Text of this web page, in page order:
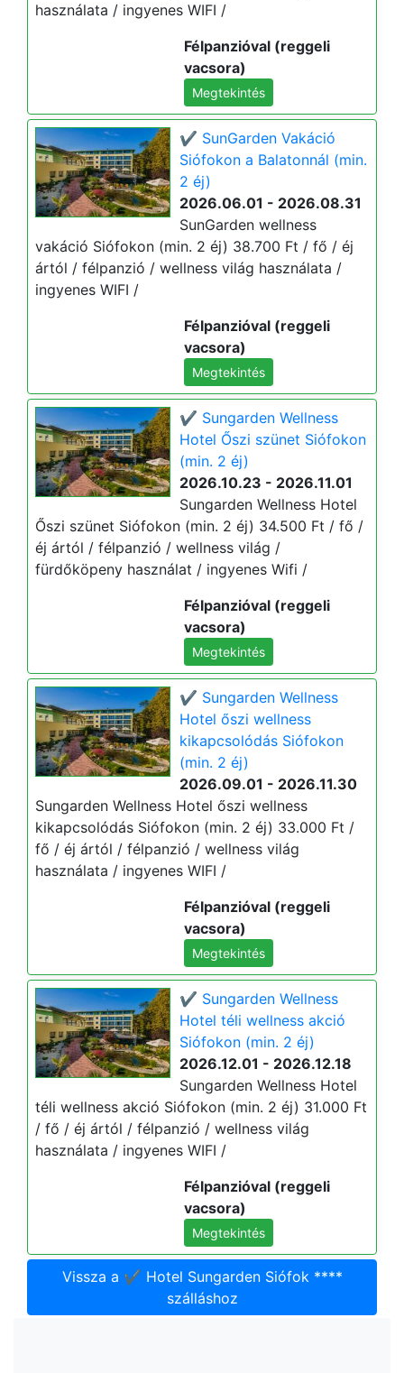
használata / ingyenes WIFI /
Félpanzióval (reggeli
vacsora)
Megtekintés
✔️ SunGarden Vakáció
Siófokon a Balatonnál (min.
2 éj)
2026.06.01 - 2026.08.31
SunGarden wellness
vakáció Siófokon (min. 2 éj) 38.700 Ft / fő / éj
ártól / félpanzió / wellness világ használata /
ingyenes WIFI /
Félpanzióval (reggeli
vacsora)
Megtekintés
✔️ Sungarden Wellness
Hotel Őszi szünet Siófokon
(min. 2 éj)
2026.10.23 - 2026.11.01
Sungarden Wellness Hotel
Őszi szünet Siófokon (min. 2 éj) 34.500 Ft / fő /
éj ártól / félpanzió / wellness világ /
fürdőköpeny használat / ingyenes Wifi /
Félpanzióval (reggeli
vacsora)
Megtekintés
✔️ Sungarden Wellness
Hotel őszi wellness
kikapcsolódás Siófokon
(min. 2 éj)
2026.09.01 - 2026.11.30
Sungarden Wellness Hotel őszi wellness
kikapcsolódás Siófokon (min. 2 éj) 33.000 Ft /
fő / éj ártól / félpanzió / wellness világ
használata / ingyenes WIFI /
Félpanzióval (reggeli
vacsora)
Megtekintés
✔️ Sungarden Wellness
Hotel téli wellness akció
Siófokon (min. 2 éj)
2026.12.01 - 2026.12.18
Sungarden Wellness Hotel
téli wellness akció Siófokon (min. 2 éj) 31.000 Ft
/ fő / éj ártól / félpanzió / wellness világ
használata / ingyenes WIFI /
Félpanzióval (reggeli
vacsora)
Megtekintés
Vissza a ✔️ Hotel Sungarden Siófok ****
szálláshoz